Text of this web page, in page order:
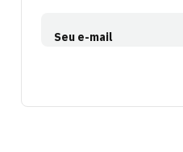
Seu e-mail